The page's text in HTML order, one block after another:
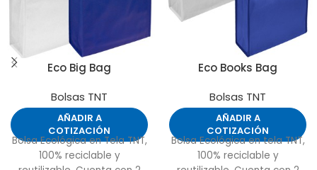
Eco Big Bag
Bolsas TNT
AÑADIR A
COTIZACIÓN
Bolsa Ecológica en Tela TNT,
100% reciclable y
Eco Books Bag
Bolsas TNT
AÑADIR A
COTIZACIÓN
Bolsa Ecológica en tela TNT,
100% reciclable y